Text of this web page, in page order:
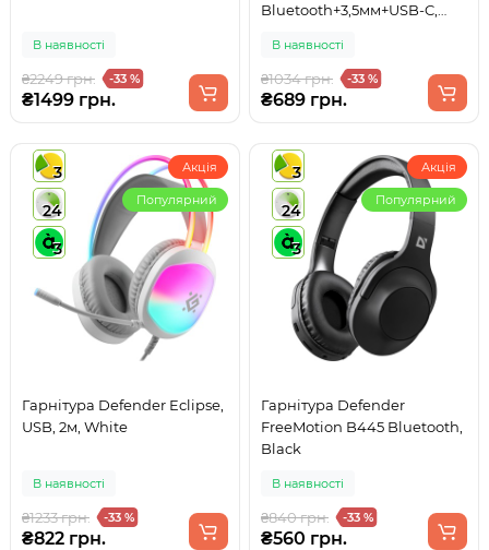
В наявності
₴2249 грн. -33 %
₴1499 грн.
Bluetooth+3,5мм+USB-C,
В наявності
₴1034 грн. -33 %
₴689 грн.
3
24
3
Акція
Популярний
Гарнітура Defender Eclipse,
USB, 2м, White
В наявності
₴1233 грн. -33 %
₴822 грн.
3
24
3
Акція
Популярний
Гарнітура Defender
FreeMotion B445 Bluetooth,
Black
В наявності
₴840 грн. -33 %
₴560 грн.